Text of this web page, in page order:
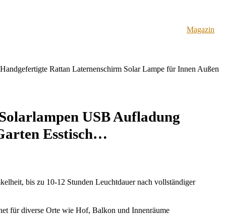
Magazin
Rattan Laternenschirm Solar Lampe für Innen Außen
USB Aufladung
Esstisch…
bis zu 10-12 Stunden Leuchtdauer nach vollständiger
für diverse Orte wie Hof, Balkon und Innenräume